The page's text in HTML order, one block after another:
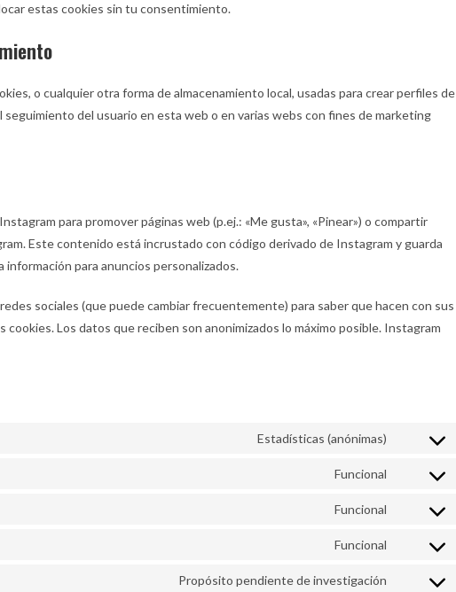
estas cookies sin tu consentimiento.
o cualquier otra forma de almacenamiento local, usadas para crear perfiles de
seguimiento del usuario en esta web o en varias webs con fines de marketing
para promover páginas web (p.ej.: «Me gusta», «Pinear») o compartir
Este contenido está incrustado con código derivado de Instagram y guarda
para anuncios personalizados.
sociales (que puede cambiar frecuentemente) para saber que hacen con sus
Los datos que reciben son anonimizados lo máximo posible. Instagram
Estadísticas (anónimas)
Funcional
Funcional
Funcional
Propósito pendiente de investigación